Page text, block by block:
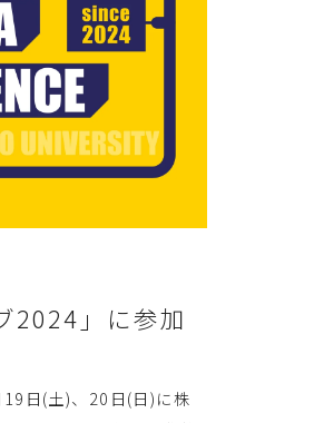
2024」に参加
日(土)、20日(日)に株